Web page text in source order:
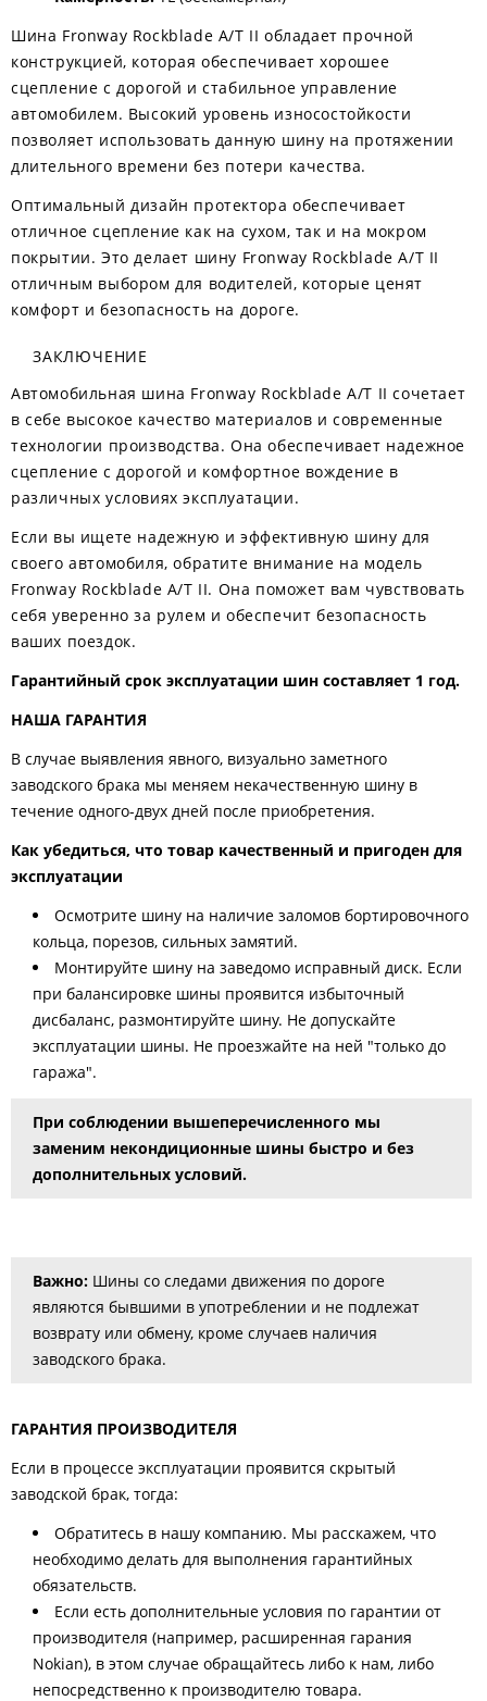
Шина Fronway Rockblade A/T II обладает прочной
конструкцией, которая обеспечивает хорошее
сцепление с дорогой и стабильное управление
автомобилем. Высокий уровень износостойкости
позволяет использовать данную шину на протяжении
длительного времени без потери качества.
Оптимальный дизайн протектора обеспечивает
отличное сцепление как на сухом, так и на мокром
покрытии. Это делает шину Fronway Rockblade A/T II
отличным выбором для водителей, которые ценят
комфорт и безопасность на дороге.
ЗАКЛЮЧЕНИЕ
Автомобильная шина Fronway Rockblade A/T II сочетает
в себе высокое качество материалов и современные
технологии производства. Она обеспечивает надежное
сцепление с дорогой и комфортное вождение в
различных условиях эксплуатации.
Если вы ищете надежную и эффективную шину для
своего автомобиля, обратите внимание на модель
Fronway Rockblade A/T II. Она поможет вам чувствовать
себя уверенно за рулем и обеспечит безопасность
ваших поездок.
Гарантийный срок эксплуатации шин составляет 1 год.
НАША ГАРАНТИЯ
В случае выявления явного, визуально заметного
заводского брака мы меняем некачественную шину в
течение одного-двух дней после приобретения.
Как убедиться, что товар качественный и пригоден для
эксплуатации
Осмотрите шину на наличие заломов бортировочного
кольца, порезов, сильных замятий.
Монтируйте шину на заведомо исправный диск. Если
при балансировке шины проявится избыточный
дисбаланс, размонтируйте шину. Не допускайте
эксплуатации шины. Не проезжайте на ней "только до
гаража".
При соблюдении вышеперечисленного мы
заменим некондиционные шины быстро и без
дополнительных условий.
Важно: Шины со следами движения по дороге
являются бывшими в употреблении и не подлежат
возврату или обмену, кроме случаев наличия
заводского брака.
ГАРАНТИЯ ПРОИЗВОДИТЕЛЯ
Если в процессе эксплуатации проявится скрытый
заводской брак, тогда:
Обратитесь в нашу компанию. Мы расскажем, что
необходимо делать для выполнения гарантийных
обязательств.
Если есть дополнительные условия по гарантии от
производителя (например, расширенная гарания
Nokian), в этом случае обращайтесь либо к нам, либо
непосредственно к производителю товара.